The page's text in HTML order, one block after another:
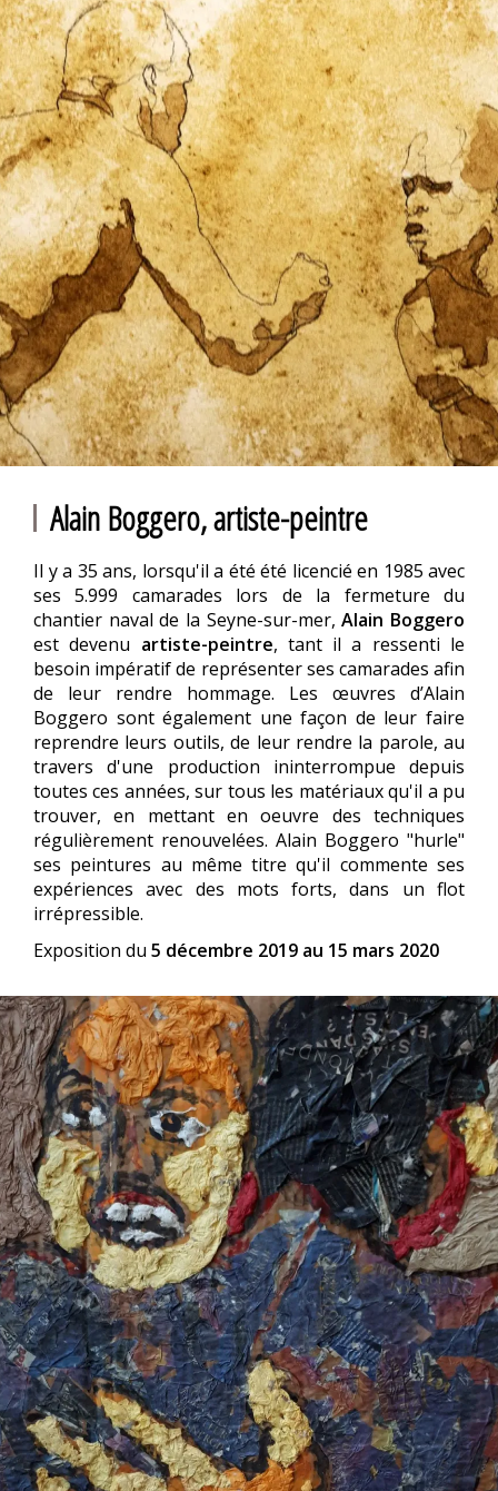
Alain Boggero, artiste-peintre
Il y a 35 ans, lorsqu'il a été été licencié en 1985 avec
ses 5.999 camarades lors de la fermeture du
chantier naval de la Seyne-sur-mer,Alain Boggero
est devenu artiste-peintre, tant il a ressenti le
besoin impératif de représenter ses camarades afin
de leur rendre hommage. Les œuvres d’Alain
Boggero sont également une façon de leur faire
reprendre leurs outils, de leur rendre la parole, au
travers d'une production ininterrompue depuis
toutes ces années, sur tous les matériaux qu'il a pu
trouver, en mettant en oeuvre des techniques
régulièrement renouvelées. Alain Boggero "hurle"
ses peintures au même titre qu'il commente ses
expériences avec des mots forts, dans un flot
irrépressible.
Exposition du 5 décembre 2019 au 15 mars 2020